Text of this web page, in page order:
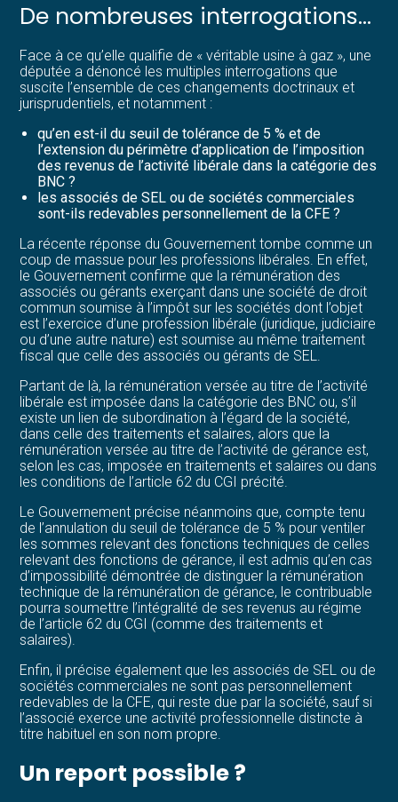
De nombreuses interrogations…
Face à ce qu’elle qualifie de « véritable usine à gaz », une
députée a dénoncé les multiples interrogations que
suscite l’ensemble de ces changements doctrinaux et
jurisprudentiels, et notamment :
qu’en est-il du seuil de tolérance de 5 % et de
l’extension du périmètre d’application de l’imposition
des revenus de l’activité libérale dans la catégorie des
BNC ?
les associés de SEL ou de sociétés commerciales
sont-ils redevables personnellement de la CFE ?
La récente réponse du Gouvernement tombe comme un
coup de massue pour les professions libérales. En effet,
le Gouvernement confirme que la rémunération des
associés ou gérants exerçant dans une société de droit
commun soumise à l’impôt sur les sociétés dont l’objet
est l’exercice d’une profession libérale (juridique, judiciaire
ou d’une autre nature) est soumise au même traitement
fiscal que celle des associés ou gérants de SEL.
Partant de là, la rémunération versée au titre de l’activité
libérale est imposée dans la catégorie des BNC ou, s’il
existe un lien de subordination à l’égard de la société,
dans celle des traitements et salaires, alors que la
rémunération versée au titre de l’activité de gérance est,
selon les cas, imposée en traitements et salaires ou dans
les conditions de l’article 62 du CGI précité.
Le Gouvernement précise néanmoins que, compte tenu
de l’annulation du seuil de tolérance de 5 % pour ventiler
les sommes relevant des fonctions techniques de celles
relevant des fonctions de gérance, il est admis qu’en cas
d’impossibilité démontrée de distinguer la rémunération
technique de la rémunération de gérance, le contribuable
pourra soumettre l’intégralité de ses revenus au régime
de l’article 62 du CGI (comme des traitements et
salaires).
Enfin, il précise également que les associés de SEL ou de
sociétés commerciales ne sont pas personnellement
redevables de la CFE, qui reste due par la société, sauf si
l’associé exerce une activité professionnelle distincte à
titre habituel en son nom propre.
Un report possible ?